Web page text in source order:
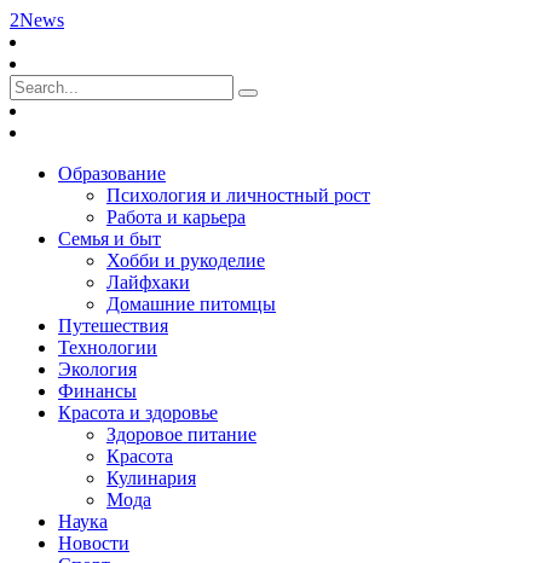
2News
Образование
Психология и личностный рост
Работа и карьера
Семья и быт
Хобби и рукоделие
Лайфхаки
Домашние питомцы
Путешествия
Технологии
Экология
Финансы
Красота и здоровье
Здоровое питание
Красота
Кулинария
Мода
Наука
Новости